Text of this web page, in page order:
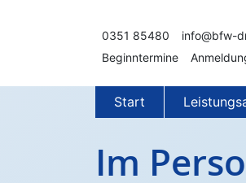
0351 85480
info@bfw-
Beginntermine
Start
Im